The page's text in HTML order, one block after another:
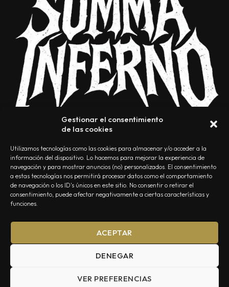
Gestionar el consentimiento
de las cookies
Utilizamos tecnologías como las cookies para almacenar y/o acceder a la
información del dispositivo. Lo hacemos para mejorar la experiencia de
navegación y para mostrar anuncios (no) personalizados. El consentimiento
a estas tecnologías nos permitirá procesar datos como el comportamiento
de navegación o los ID's únicos en este sitio. No consentir o retirar el
consentimiento, puede afectar negativamente a ciertas características y
funciones.
ACEPTAR
DENEGAR
VER PREFERENCIAS
NOSOTROS CONTACTO EDITORIAL POLÍTICA DE PRIVACIDAD